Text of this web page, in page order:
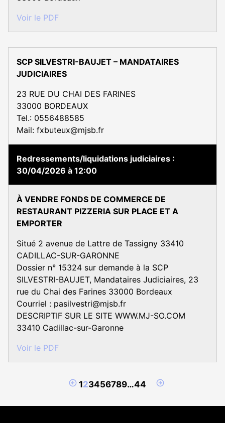
Voir le PDF
SCP SILVESTRI-BAUJET – MANDATAIRES
JUDICIAIRES
23 RUE DU CHAI DES FARINES
33000 BORDEAUX
Tel.: 0556488585
Mail: fxbuteux@mjsb.fr
Redressements/liquidations judiciaires
30/04/2026 à 12:00
À VENDRE FONDS DE COMMERCE DE
RESTAURANT PIZZERIA SUR PLACE ET A
EMPORTER
Situé 2 avenue de Lattre de Tassigny 33410
CADILLAC-SUR-GARONNE
Dossier n° 15324 sur demande à la SCP
SILVESTRI-BAUJET, Mandataires Judiciaires, 23
rue du Chai des Farines 33000 Bordeaux
Courriel : pasilvestri@mjsb.fr
DESCRIPTIF SUR LE SITE WWW.MJ-SO.COM
33410 Cadillac-sur-Garonne
Voir le PDF
Page
123456789…44
Page